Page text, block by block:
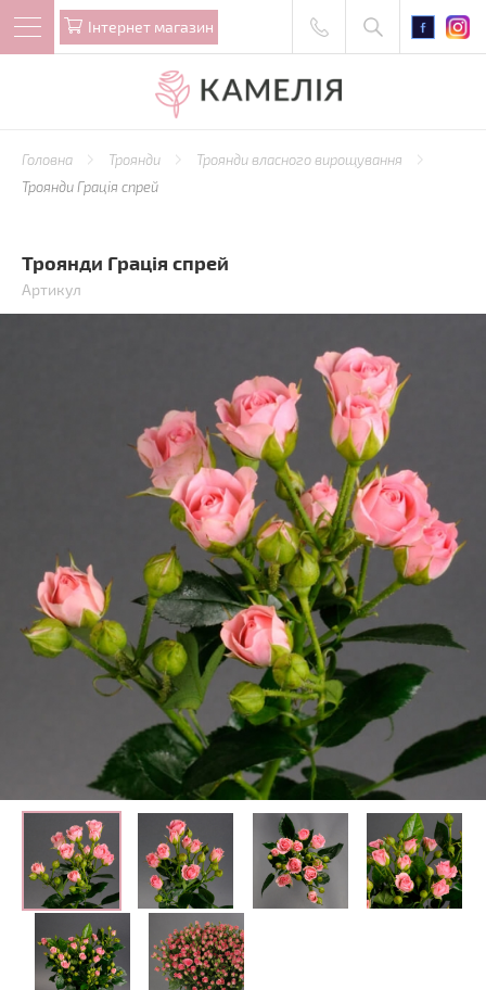
Iнтернет магазин
Головна Троянди
Троянди власного вирощування
Троянди Грація спрей
Троянди Грація спрей
Артикул